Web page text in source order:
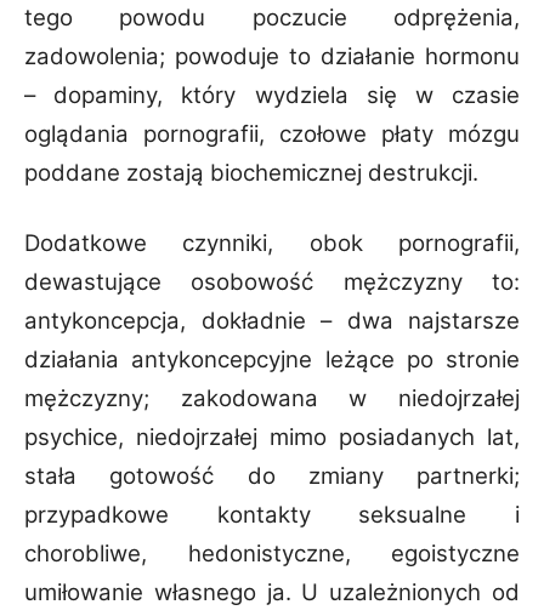
tego powodu poczucie odprężenia,
zadowolenia; powoduje to działanie hormonu
– dopaminy, który wydziela się w czasie
oglądania pornografii, czołowe płaty mózgu
poddane zostają biochemicznej destrukcji.
Dodatkowe czynniki, obok pornografii,
dewastujące osobowość mężczyzny to:
antykoncepcja, dokładnie – dwa najstarsze
działania antykoncepcyjne leżące po stronie
mężczyzny; zakodowana w niedojrzałej
psychice, niedojrzałej mimo posiadanych lat,
stała gotowość do zmiany partnerki;
przypadkowe kontakty seksualne i
chorobliwe, hedonistyczne, egoistyczne
umiłowanie własnego ja. U uzależnionych od